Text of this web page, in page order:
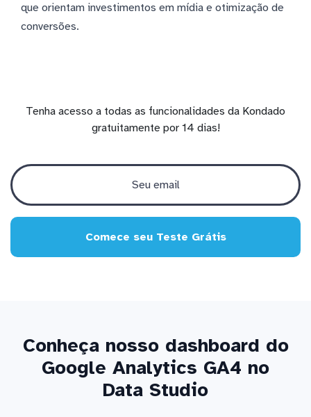
que orientam investimentos em mídia e otimização de
conversões.
Tenha acesso a todas as funcionalidades da Kondado
gratuitamente por 14 dias!
Comece seu Teste Grátis
Conheça nosso dashboard do
Google Analytics GA4 no
Data Studio